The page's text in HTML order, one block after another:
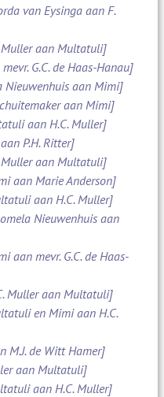
van Eysinga aan F.
Muller aan Multatuli]
G.C. de Haas-Hanau]
Nieuwenhuis aan Mimi]
aan Mimi]
aan H.C. Muller]
P.H. Ritter]
Muller aan Multatuli]
aan Marie Anderson]
aan H.C. Muller]
Nieuwenhuis aan
aan mevr. G.C. de Haas-
Muller aan Multatuli]
en Mimi aan H.C.
M.J. de Witt Hamer]
aan Multatuli]
aan H.C. Muller]